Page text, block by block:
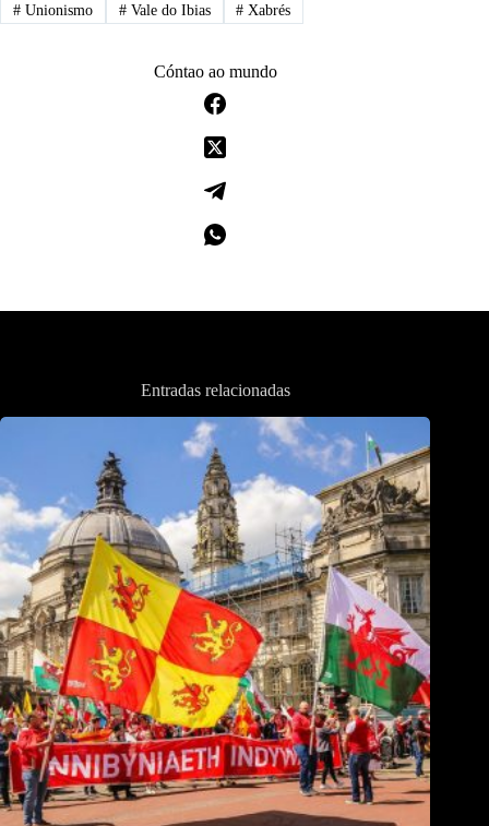
#Unionismo #Vale do Ibias # Xabrés
Cóntao ao mundo
Entradas relacionadas